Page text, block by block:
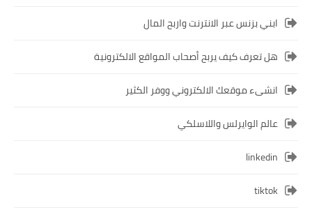
ابني بزنس عبر الانترنت واربح المال
هل تعرف كيف يربح أصحاب المواقع الالكترونية
انشىء موقعك الالكتروني ووفر الكثير
عالم الوايرلس واللاسلكي
linkedin
tiktok